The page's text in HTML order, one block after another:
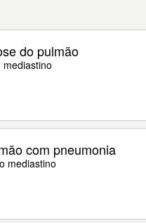
do pulmão
com pneumonia
mediastino